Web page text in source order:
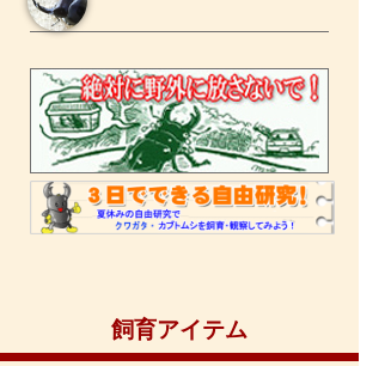
飼育アイテム